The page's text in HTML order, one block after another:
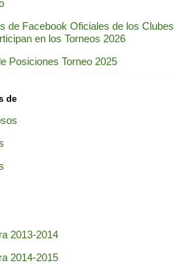
de Facebook Oficiales de los Clubes
en los Torneos 2026
Posiciones Torneo 2025
de
2013-2014
2014-2015